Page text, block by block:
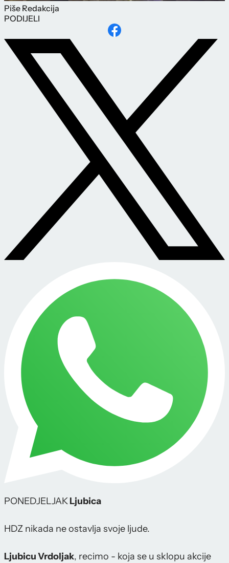
Piše Redakcija
PODIJELI
PONEDJELJAKLjubica
HDZ nikada ne ostavlja svoje ljude.
Ljubicu Vrdoljak, recimo - koja se u sklopu akcije